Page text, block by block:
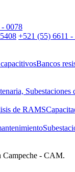
0078
+521 (55) 6611 -
Bancos
Subestaciones
de RAMS
Campeche - CAM.